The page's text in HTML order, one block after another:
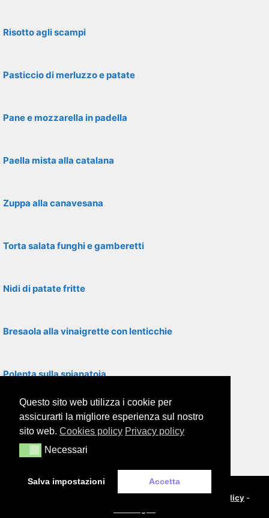
Risotto agli scampi
Pasticcio di merluzzo e patate
Pane e mozzarella in padella
Paella mista alla catalana
Zuppa alla canavesana
Torta salata funghi e gamberetti
Nidi di patate fritte
Bresaola alla vinaigrette con lenticchie
Polenta sulla spianatoia
Insalata di pollo con verdure
Tortino di zucchine con pancetta
Privacy policy -
Questo sito web utilizza i cookie per
assicurarti la migliore esperienza sul nostro
sito web. Cookies policy Privacy policy
NecessariNecessari
Salva impostazioni Accetta